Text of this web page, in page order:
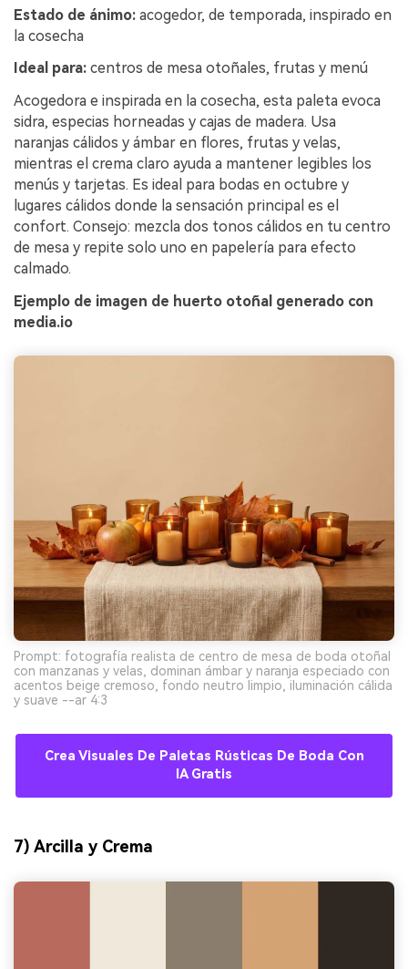
Estado de ánimo: acogedor, de temporada, inspirado en
la cosecha
Ideal para: centros de mesa otoñales, frutas y menú
Acogedora e inspirada en la cosecha, esta paleta evoca
sidra, especias horneadas y cajas de madera. Usa
naranjas cálidos y ámbar en flores, frutas y velas,
mientras el crema claro ayuda a mantener legibles los
menús y tarjetas. Es ideal para bodas en octubre y
lugares cálidos donde la sensación principal es el
confort. Consejo: mezcla dos tonos cálidos en tu centro
de mesa y repite solo uno en papelería para efecto
calmado.
Ejemplo de imagen de huerto otoñal generado con
media.io
Prompt: fotografía realista de centro de mesa de boda otoñal
con manzanas y velas, dominan ámbar y naranja especiado con
acentos beige cremoso, fondo neutro limpio, iluminación cálida
y suave --ar 4:3
Crea Visuales De Paletas Rústicas De Boda Con
IA Gratis
7) Arcilla y Crema